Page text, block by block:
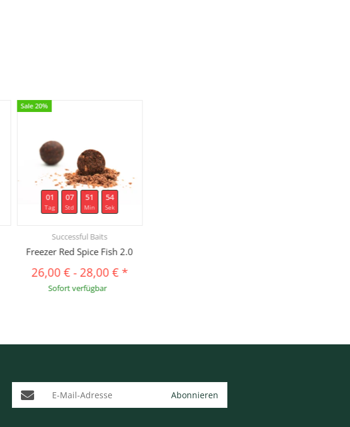
Sale 20%
01
Tag
07
Std
51
Min
53
Sek
Successful Baits
Freezer Red Spice Fish 2.0
26,00 €-28,00 €*
Sofort verfügbar
E-Mail-Adresse Abonnieren